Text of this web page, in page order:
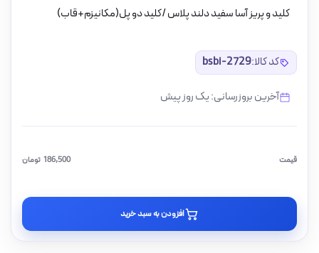
کلید و پریز آسا سفید دلند پلاس /کلید دو پل(مکانیزم+قاب)
کد کالا:bsbi-2729
آخرین بروزرسانی: یک روز پیش
قیمت تومان 186,500
افزودن به سبد خرید